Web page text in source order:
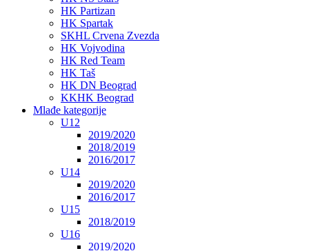
HK Partizan
HK Spartak
SKHL Crvena Zvezda
HK Vojvodina
HK Red Team
HK Taš
HK DN Beograd
KKHK Beograd
Mlađe kategorije
U12
2019/2020
2018/2019
2016/2017
U14
2019/2020
2016/2017
U15
2018/2019
U16
2019/2020